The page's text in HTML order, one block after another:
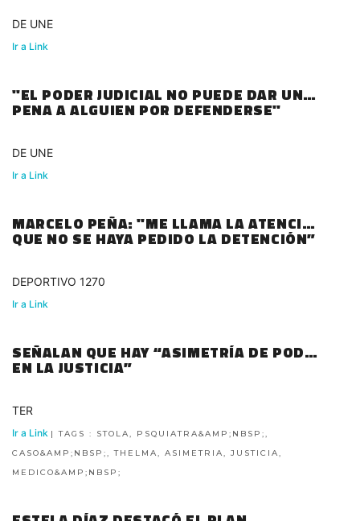
DE UNE
Ir a Link
"EL PODER JUDICIAL NO PUEDE DAR UNA
PENA A ALGUIEN POR DEFENDERSE"
DE UNE
Ir a Link
MARCELO PEÑA: "ME LLAMA LA ATENCIÓN
QUE NO SE HAYA PEDIDO LA DETENCIÓN”
DEPORTIVO 1270
Ir a Link
SEÑALAN QUE HAY “ASIMETRÍA DE PODER
EN LA JUSTICIA”
TER
Ir a Link | TAGS : STOLA, PSQUIATRA&AMP;NBSP;,
CASO&AMP;NBSP;, THELMA, ASIMETRIA, JUSTICIA,
MEDICO&AMP;NBSP;